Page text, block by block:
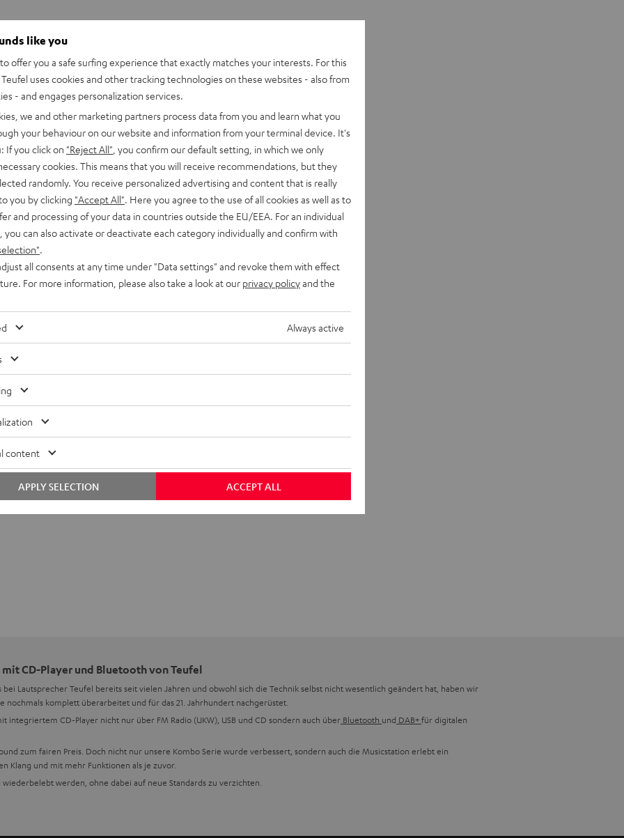
CD-Player und Bluetooth von Teufel
bei Lautsprecher Teufel bereits seit vielen Jahren und obwohl sich die Technik selbst nicht wesentlich geändert hat, haben wir
nochmals komplett überarbeitet und für das 21. Jahrhundert nachgerüstet.
integriertem CD-Player nicht nur über FM Radio (UKW), USB und CD sondern auch über Bluetooth und DAB+für digitalen
zum fairen Preis. Doch nicht nur unsere Kombo Serie wurde verbessert, sondern auch die Musicstation erlebt ein
Klang und mit mehr Funktionen als je zuvor.
werden, ohne dabei auf neue Standards zu verzichten.
like you
offer you a safe surfing experience that exactly matches your interests. For this
uses cookies and other tracking technologies on these websites - also from
- and engages personalization services.
we and other marketing partners process data from you and learn what you
your behaviour on our website and information from your terminal device. It's
If you click on "Reject All" , you confirm our default setting, in which we only
cookies. This means that you will receive recommendations, but they
randomly. You receive personalized advertising and content that is really
you by clicking "Accept All". Here you agree to the use of all cookies as well as to
and processing of your data in countries outside the EU/EEA. For an individual
you can also activate or deactivate each category individually and confirm with
.
all consents at any time under "Data settings" and revoke them with effect
For more information, please also take a look at our privacy policyand the
Always active
content
ACCEPT ALL
APPLY SELECTION